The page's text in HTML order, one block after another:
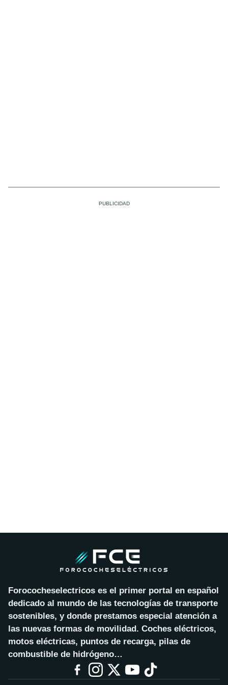
Forococheselectricos es el primer portal en español
dedicado al mundo de las tecnologías de transporte
sostenibles, y donde prestamos especial atención a
las nuevas formas de movilidad. Coches eléctricos,
motos eléctricas, puntos de recarga, pilas de
combustible de hidrógeno…